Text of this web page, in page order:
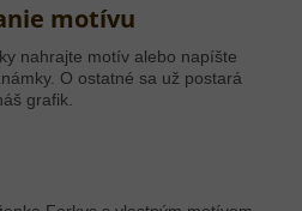
motívu
nahrajte motív alebo napíšte
O ostatné sa už postará
grafik.